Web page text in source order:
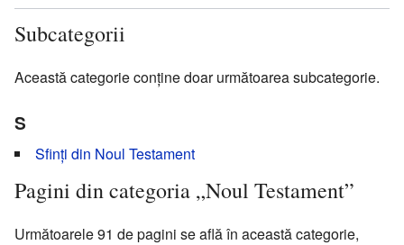
Subcategorii
Această categorie conține doar următoarea subcategorie.
S
Sfinți din Noul Testament
Pagini din categoria „Noul Testament”
Următoarele 91 de pagini se află în această categorie,